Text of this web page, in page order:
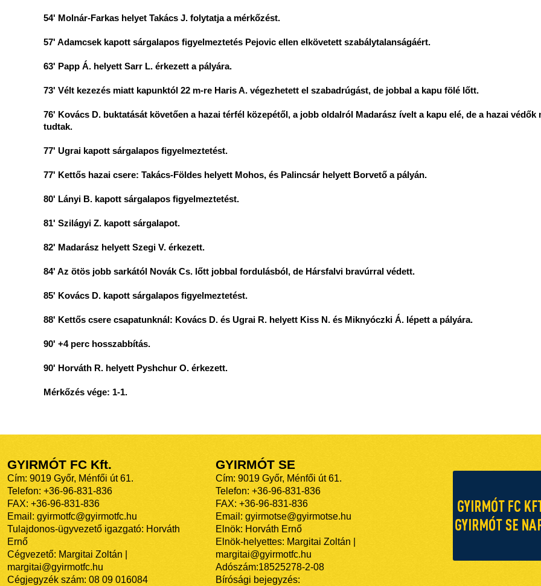
54' Molnár-Farkas helyet Takács J. folytatja a mérkőzést.
57' Adamcsek kapott sárgalapos figyelmeztetés Pejovic ellen elkövetett szabálytalanságáért.
63' Papp Á. helyett Sarr L. érkezett a pályára.
73' Vélt kezezés miatt kapunktól 22 m-re Haris A. végezhetett el szabadrúgást, de jobbal a kapu fölé lőtt.
76' Kovács D. buktatását követően a hazai térfél közepétől, a jobb oldalról Madarász ívelt a kapu elé, de a hazai védők
tudtak.
77' Ugrai kapott sárgalapos figyelmeztetést.
77' Kettős hazai csere: Takács-Földes helyett Mohos, és Palincsár helyett Borvető a pályán.
80' Lányi B. kapott sárgalapos figyelmeztetést.
81' Szilágyi Z. kapott sárgalapot.
82' Madarász helyett Szegi V. érkezett.
84' Az ötös jobb sarkától Novák Cs. lőtt jobbal fordulásból, de Hársfalvi bravúrral védett.
85' Kovács D. kapott sárgalapos figyelmeztetést.
88' Kettős csere csapatunknál: Kovács D. és Ugrai R. helyett Kiss N. és Miknyóczki Á. lépett a pályára.
90' +4 perc hosszabbítás.
90' Horváth R. helyett Pyshchur O. érkezett.
Mérkőzés vége: 1-1.
GYIRMÓT FC Kft.
Cím: 9019 Győr, Ménfői út 61.
Telefon: +36-96-831-836
FAX: +36-96-831-836
Email: gyirmotfc@gyirmotfc.hu
Tulajdonos-ügyvezető igazgató: Horváth
Ernő
Cégvezető: Margitai Zoltán |
margitai@gyirmotfc.hu
Cégjegyzék szám: 08 09 016084
GYIRMÓT SE
Cím: 9019 Győr, Ménfői út 61.
Telefon: +36-96-831-836
FAX: +36-96-831-836
Email: gyirmotse@gyirmotse.hu
Elnök: Horváth Ernő
Elnök-helyettes: Margitai Zoltán |
margitai@gyirmotfc.hu
Adószám:18525278-2-08
Bírósági bejegyzés: